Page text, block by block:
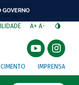
GOVERNO
A+ A-
IMPRENSA